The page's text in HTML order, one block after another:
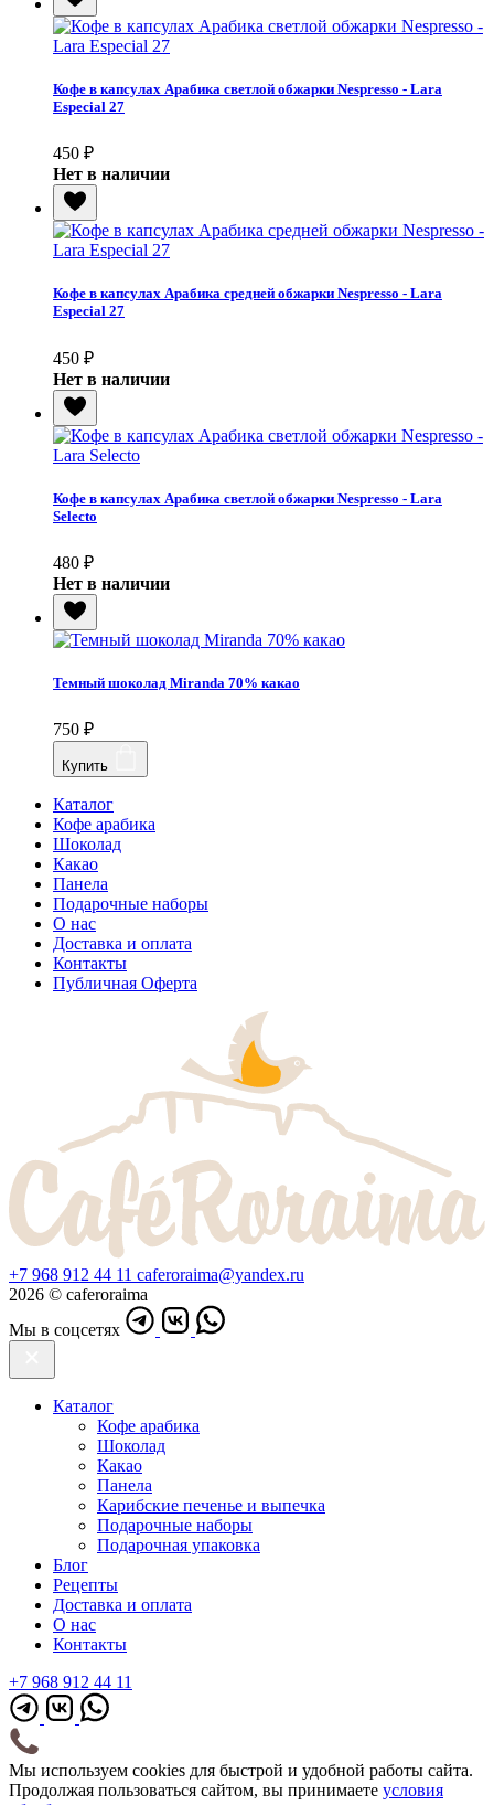
Кофе в капсулах Арабика светлой обжарки Nespresso - Lara
Especial 27
450 ₽
Нет в наличии
Кофе в капсулах Арабика средней обжарки Nespresso - Lara
Especial 27
450 ₽
Нет в наличии
Кофе в капсулах Арабика светлой обжарки Nespresso - Lara
Selecto
480 ₽
Нет в наличии
Темный шоколад Miranda 70% какао
750 ₽
Купить
Каталог
Кофе арабика
Шоколад
Какао
Панела
Подарочные наборы
О нас
Доставка и оплата
Контакты
Публичная Оферта
+7 968 912 44 11 caferoraima@yandex.ru
2026 © caferoraima
Мы в соцсетях
Каталог
Кофе арабика
Шоколад
Какао
Панела
Карибские печенье и выпечка
Подарочные наборы
Подарочная упаковка
Блог
Рецепты
Доставка и оплата
О нас
Контакты
+7 968 912 44 11
Мы используем cookies для быстрой и удобной работы сайта.
Продолжая пользоваться сайтом, вы принимаете условия